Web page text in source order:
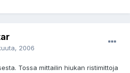
2006
Tossa mittailin hiukan ristimittoja